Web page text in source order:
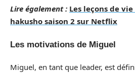
Lire également : Les leçons de
hakusho saison 2 sur Netflix
Les motivations de Miguel
Miguel, en tant que leader, est